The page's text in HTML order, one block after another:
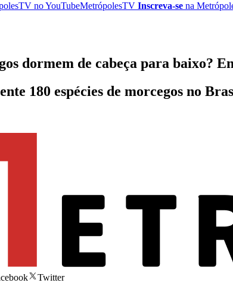
noYouTubeMetrópolesTV Inscreva-se na
dormem de cabeça para baixo?
180 espécies de morcegos no
Twitter